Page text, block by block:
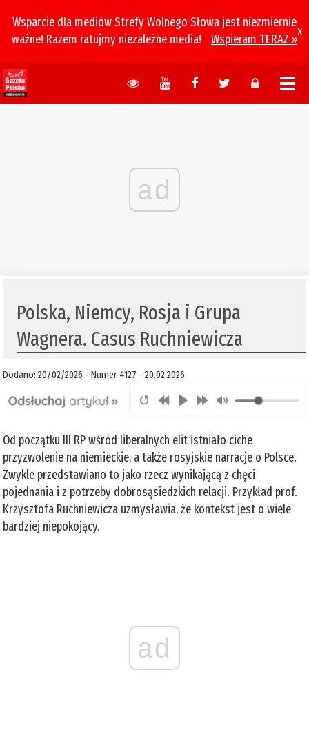
Wsparcie dla mediów Strefy Wolnego Słowa jest niezmiernie
ważne! Razem ratujmy niezależne media!
Wspieram TERAZ »
x
ad
Polska, Niemcy, Rosja i Grupa
Wagnera. Casus Ruchniewicza
Dodano: 20/02/2026 - Numer 4127 - 20.02.2026
Od początku III RP wśród liberalnych elit istniało ciche
przyzwolenie na niemieckie, a także rosyjskie narracje o Polsce.
Zwykle przedstawiano to jako rzecz wynikającą z chęci
pojednania i z potrzeby dobrosąsiedzkich relacji. Przykład prof.
Krzysztofa Ruchniewicza uzmysławia, że kontekst jest o wiele
bardziej niepokojący.
ad